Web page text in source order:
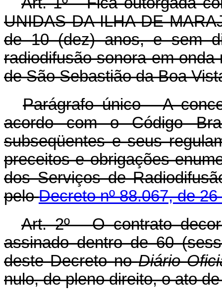
UNIDAS DA ILHA DE
de 10 (dez) anos, e sem
radiodifusão sonora em
de São Sebastião da Boa
Parágrafo único - A
acordo com o Código
subseqüentes e seus
preceitos e obrigações
dos Serviços de
peloDecreto nº 88.067, de
Art. 2º - O contrato
assinado dentro de 60
deste Decreto noDiário
nulo, de pleno direito, o ato